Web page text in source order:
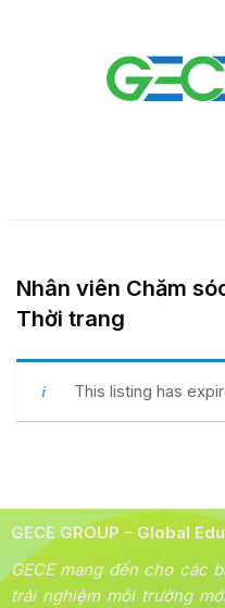
Nhân viên Chăm
Thời trang
This listing has
GECE GROUP – Global
GECE mang đến cho các
trải nghiệm môi trường